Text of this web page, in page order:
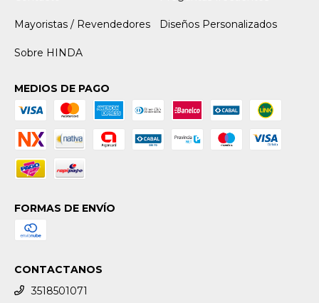
Mayoristas / Revendedores Diseños Personalizados
Sobre HINDA
MEDIOS DE PAGO
FORMAS DE ENVÍO
CONTACTANOS
3518501071